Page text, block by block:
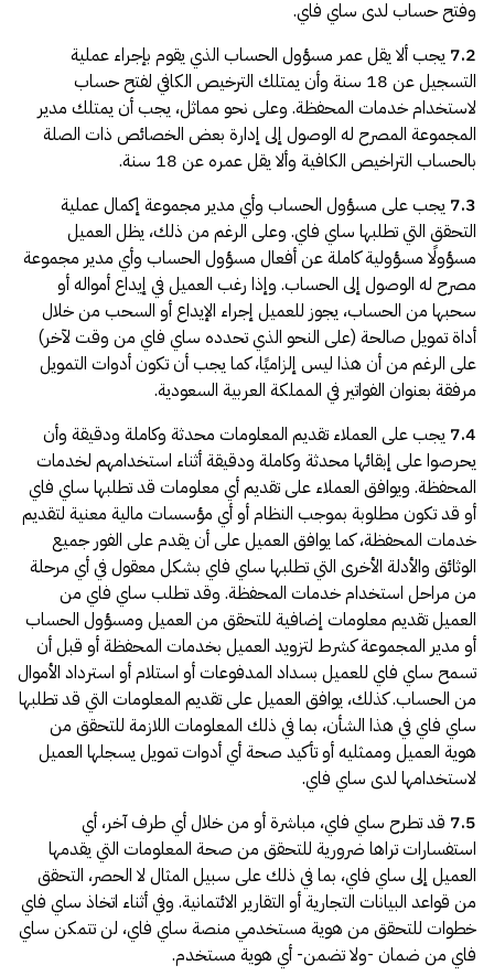
وفتح حساب لدى ساي فاي.
7.2 يجب ألا يقل عمر مسؤول الحساب الذي يقوم بإجراء عملية
التسجيل عن 18 سنة وأن يمتلك الترخيص الكافي لفتح حساب
لاستخدام خدمات المحفظة. وعلى نحو مماثل، يجب أن يمتلك مدير
المجموعة المصرح له الوصول إلى إدارة بعض الخصائص ذات الصلة
بالحساب التراخيص الكافية وألا يقل عمره عن 18 سنة.
7.3 يجب على مسؤول الحساب وأي مدير مجموعة إكمال عملية
التحقق التي تطلبها ساي فاي. وعلى الرغم من ذلك، يظل العميل
مسؤولًا مسؤولية كاملة عن أفعال مسؤول الحساب وأي مدير مجموعة
مصرح له الوصول إلى الحساب. وإذا رغب العميل في إيداع أمواله أو
سحبها من الحساب، يجوز للعميل إجراء الإيداع أو السحب من خلال
أداة تمويل صالحة (على النحو الذي تحدده ساي فاي من وقت لآخر)
على الرغم من أن هذا ليس إلزاميًا، كما يجب أن تكون أدوات التمويل
مرفقة بعنوان الفواتير في المملكة العربية السعودية.
7.4 يجب على العملاء تقديم المعلومات محدثة وكاملة ودقيقة وأن
يحرصوا على إبقائها محدثة وكاملة ودقيقة أثناء استخدامهم لخدمات
المحفظة. ويوافق العملاء على تقديم أي معلومات قد تطلبها ساي فاي
أو قد تكون مطلوبة بموجب النظام أو أي مؤسسات مالية معنية لتقديم
خدمات المحفظة، كما يوافق العميل على أن يقدم على الفور جميع
الوثائق والأدلة الأخرى التي تطلبها ساي فاي بشكل معقول في أي مرحلة
من مراحل استخدام خدمات المحفظة. وقد تطلب ساي فاي من
العميل تقديم معلومات إضافية للتحقق من العميل ومسؤول الحساب
أو مدير المجموعة كشرط لتزويد العميل بخدمات المحفظة أو قبل أن
تسمح ساي فاي للعميل بسداد المدفوعات أو استلام أو استرداد الأموال
من الحساب. كذلك، يوافق العميل على تقديم المعلومات التي قد تطلبها
ساي فاي في هذا الشأن، بما في ذلك المعلومات اللازمة للتحقق من
هوية العميل وممثليه أو تأكيد صحة أي أدوات تمويل يسجلها العميل
لاستخدامها لدى ساي فاي.
7.5 قد تطرح ساي فاي، مباشرة أو من خلال أي طرف آخر، أي
استفسارات تراها ضرورية للتحقق من صحة المعلومات التي يقدمها
العميل إلى ساي فاي، بما في ذلك على سبيل المثال لا الحصر، التحقق
من قواعد البيانات التجارية أو التقارير الائتمانية. وفي أثناء اتخاذ ساي فاي
خطوات للتحقق من هوية مستخدمي منصة ساي فاي، لن تتمكن ساي
فاي من ضمان -ولا تضمن- أي هوية مستخدم.